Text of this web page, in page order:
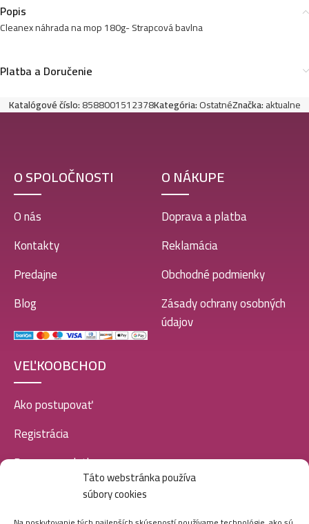
Táto webstránka používa
súbory cookies
Popis
Cleanex náhrada na mop 180g- Strapcová bavlna
Platba a Doručenie
Katalógové číslo:8588001512378Kategória:OstatnéZnačka:aktualne
O SPOLOČNOSTI
O nás
Kontakty
Predajne
Blog
O NÁKUPE
Doprava a platba
Reklamácia
Obchodné podmienky
Zásady ochrany osobných
údajov
VEĽKOOBCHOD
Ako postupovať
Registrácia
Doprava a platba
SOCIÁLNE SIETE